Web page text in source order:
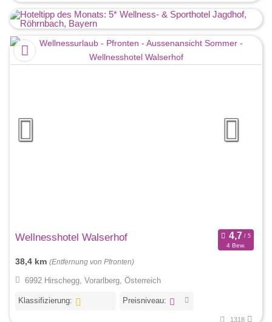
Wellnesshotel Walserhof
4 Bew.
38,4 km (Entfernung von Pfronten)
6992 Hirschegg, Vorarlberg, Österreich
Klassifizierung: Preisniveau:
1318